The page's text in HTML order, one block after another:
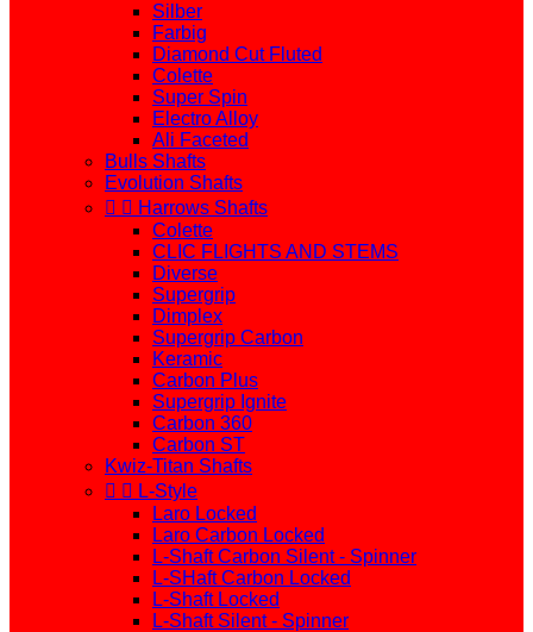
Silber
Farbig
Diamond Cut Fluted
Colette
Super Spin
Electro Alloy
Ali Faceted
Bulls Shafts
Evolution Shafts
  Harrows Shafts
Colette
CLIC FLIGHTS AND STEMS
Diverse
Supergrip
Dimplex
Supergrip Carbon
Keramic
Carbon Plus
Supergrip Ignite
Carbon 360
Carbon ST
Kwiz-Titan Shafts
  L-Style
Laro Locked
Laro Carbon Locked
L-Shaft Carbon Silent - Spinner
L-SHaft Carbon Locked
L-Shaft Locked
L-Shaft Silent - Spinner